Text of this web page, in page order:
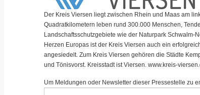
Der Kreis Viersen liegt zwischen Rhein und Maas am
Quadratkilometern leben rund 300.000 Menschen,
Landschaftsschutzgebiete wie der Naturpark Schwalm-
Herzen Europas ist der Kreis Viersen auch ein
angesiedelt. Zum Kreis Viersen gehören die Städte
und Tönisvorst. Kreisstadt ist Viersen. www.kreis-
Um Meldungen oder Newsletter dieser Pressestelle zu